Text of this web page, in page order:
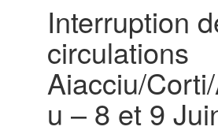
Interruption
circulations
Aiacciu/
u – 8 et 9